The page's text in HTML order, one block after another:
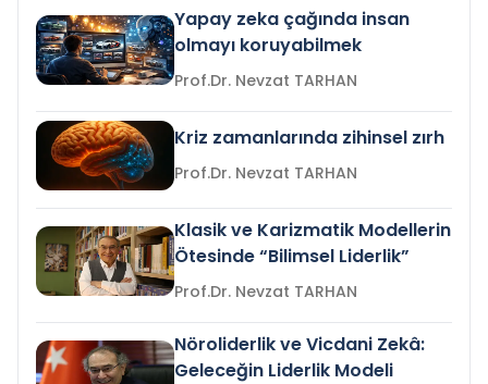
Yapay zeka çağında insan
olmayı koruyabilmek
Prof.Dr. Nevzat TARHAN
Kriz zamanlarında zihinsel zırh
Prof.Dr. Nevzat TARHAN
Klasik ve Karizmatik Modellerin
Ötesinde “Bilimsel Liderlik”
Prof.Dr. Nevzat TARHAN
Nöroliderlik ve Vicdani Zekâ:
Geleceğin Liderlik Modeli